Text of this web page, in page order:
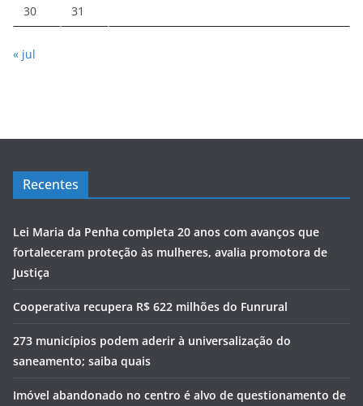
30 31
« jul
Recentes
Lei Maria da Penha completa 20 anos com avanços que
fortaleceram proteção às mulheres, avalia promotora de
Justiça
Cooperativa recupera R$ 622 milhões do Funrural
273 municípios podem aderir à universalização do
saneamento; saiba quais
Imóvel abandonado no centro é alvo de questionamento de